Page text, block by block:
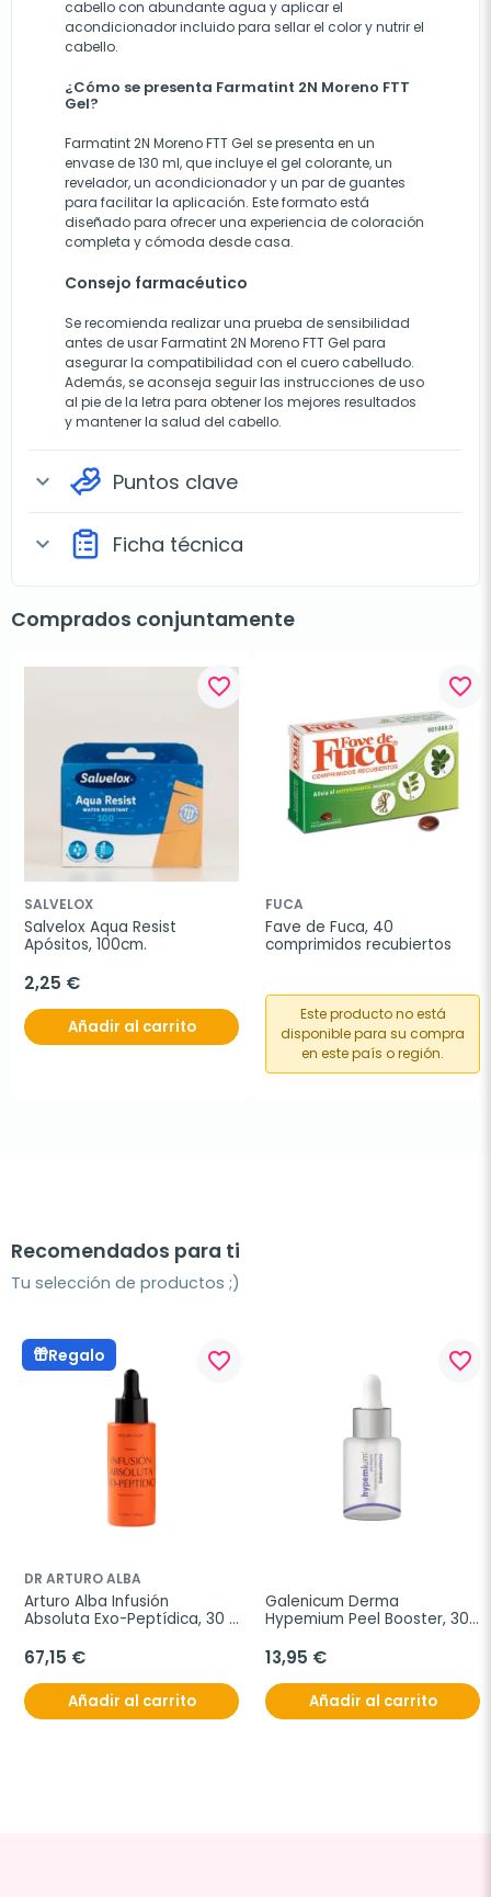
cabello con abundante agua y aplicar el
acondicionador incluido para sellar el color y nutrir el
cabello.
¿Cómo se presenta Farmatint 2N Moreno FTT
Gel?
Farmatint 2N Moreno FTT Gel se presenta en un
envase de 130 ml, que incluye el gel colorante, un
revelador, un acondicionador y un par de guantes
para facilitar la aplicación. Este formato está
diseñado para ofrecer una experiencia de coloración
completa y cómoda desde casa.
Consejo farmacéutico
Se recomienda realizar una prueba de sensibilidad
antes de usar Farmatint 2N Moreno FTT Gel para
asegurar la compatibilidad con el cuero cabelludo.
Además, se aconseja seguir las instrucciones de uso
al pie de la letra para obtener los mejores resultados
y mantener la salud del cabello.
expand_more Puntos clave
expand_more Ficha técnica
Comprados conjuntamente
favorite_border
SALVELOX
Salvelox Aqua Resist
Apósitos, 100cm.
2,25 €
Añadir al carrito
favorite_border
FUCA
Fave de Fuca, 40
comprimidos recubiertos
Este producto no está
disponible para su compra
en este país o región.
Recomendados para ti
Tu selección de productos ;)
Regalo favorite_border
DR ARTURO ALBA
Arturo Alba Infusión
Absoluta Exo-Peptídica, 30
67,15 €
Añadir al carrito
favorite_border
Galenicum Derma
Hypemium Peel Booster, 30
13,95 €
Añadir al carrito